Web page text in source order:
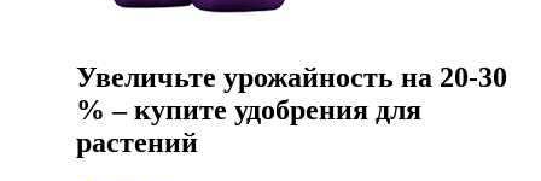
Увеличьте урожайность на 20-30
% – купите удобрения для
растений